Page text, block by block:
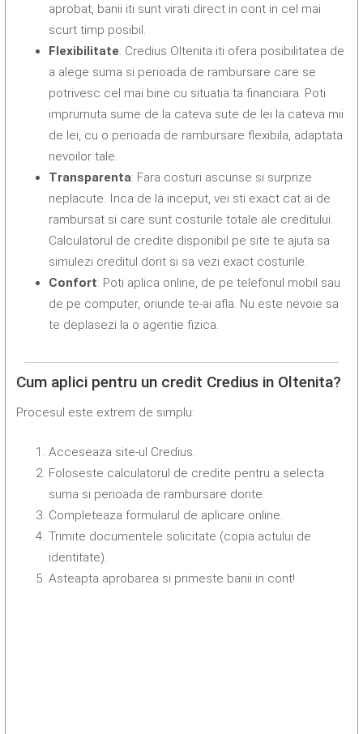
aprobat, banii iti sunt virati direct in cont in cel mai
scurt timp posibil.
Flexibilitate: Credius Oltenita iti ofera posibilitatea de
a alege suma si perioada de rambursare care se
potrivesc cel mai bine cu situatia ta financiara. Poti
imprumuta sume de la cateva sute de lei la cateva mii
de lei, cu o perioada de rambursare flexibila, adaptata
nevoilor tale.
Transparenta: Fara costuri ascunse si surprize
neplacute. Inca de la inceput, vei sti exact cat ai de
rambursat si care sunt costurile totale ale creditului.
Calculatorul de credite disponibil pe site te ajuta sa
simulezi creditul dorit si sa vezi exact costurile.
Confort: Poti aplica online, de pe telefonul mobil sau
de pe computer, oriunde te-ai afla. Nu este nevoie sa
te deplasezi la o agentie fizica.
Cum aplici pentru un credit Credius in Oltenita?
Procesul este extrem de simplu:
Acceseaza site-ul Credius.
Foloseste calculatorul de credite pentru a selecta
suma si perioada de rambursare dorite.
Completeaza formularul de aplicare online.
Trimite documentele solicitate (copia actului de
identitate).
Asteapta aprobarea si primeste banii in cont!